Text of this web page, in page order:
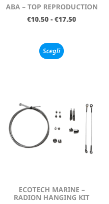
ABA – TOP REPRODUCTION
€10.50 - €17.50
Scegli
ECOTECH MARINE –
RADION HANGING KIT